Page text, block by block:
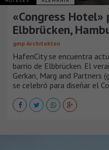
«Congress
Elbbrücken,
gmp Architekten
HafenCity se encuentra
barrio de Elbbrücken. El
Gerkan, Marg and Partners
se celebró para diseñar el